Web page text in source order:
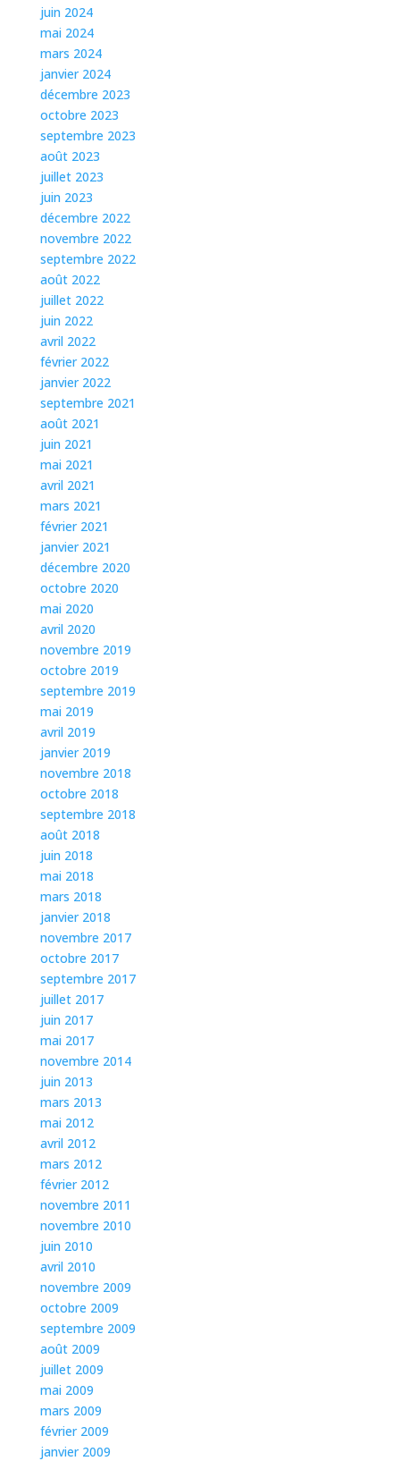
juin 2024
mai 2024
mars 2024
janvier 2024
décembre 2023
octobre 2023
septembre 2023
août 2023
juillet 2023
juin 2023
décembre 2022
novembre 2022
septembre 2022
août 2022
juillet 2022
juin 2022
avril 2022
février 2022
janvier 2022
septembre 2021
août 2021
juin 2021
mai 2021
avril 2021
mars 2021
février 2021
janvier 2021
décembre 2020
octobre 2020
mai 2020
avril 2020
novembre 2019
octobre 2019
septembre 2019
mai 2019
avril 2019
janvier 2019
novembre 2018
octobre 2018
septembre 2018
août 2018
juin 2018
mai 2018
mars 2018
janvier 2018
novembre 2017
octobre 2017
septembre 2017
juillet 2017
juin 2017
mai 2017
novembre 2014
juin 2013
mars 2013
mai 2012
avril 2012
mars 2012
février 2012
novembre 2011
novembre 2010
juin 2010
avril 2010
novembre 2009
octobre 2009
septembre 2009
août 2009
juillet 2009
mai 2009
mars 2009
février 2009
janvier 2009